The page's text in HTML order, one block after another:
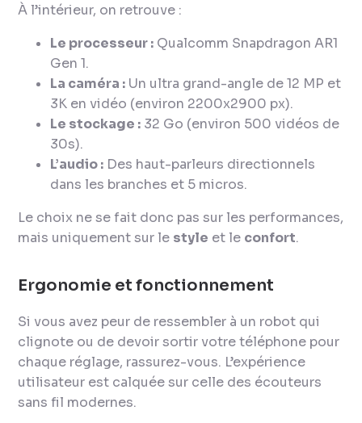
À l’intérieur, on retrouve :
Le processeur : Qualcomm Snapdragon AR1
Gen 1.
La caméra : Un ultra grand-angle de 12 MP et
3K en vidéo (environ 2200x2900 px).
Le stockage : 32 Go (environ 500 vidéos de
30s).
L’audio : Des haut-parleurs directionnels
dans les branches et 5 micros.
Le choix ne se fait donc pas sur les performances,
mais uniquement sur le style et le confort.
Ergonomie et fonctionnement
Si vous avez peur de ressembler à un robot qui
clignote ou de devoir sortir votre téléphone pour
chaque réglage, rassurez-vous. L’expérience
utilisateur est calquée sur celle des écouteurs
sans fil modernes.